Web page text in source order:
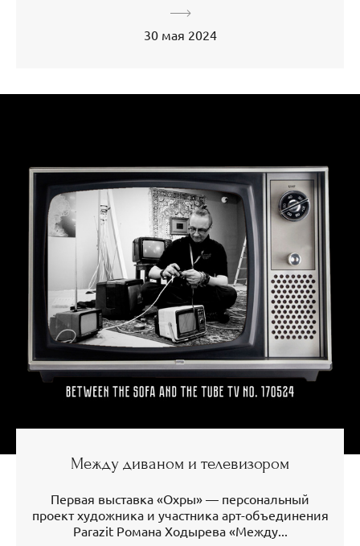
30 мая 2024
Между диваном и телевизором
Первая выставка «Охры» — персональный
проект художника и участника арт-объединения
Parazit Романа Ходырева «Между...